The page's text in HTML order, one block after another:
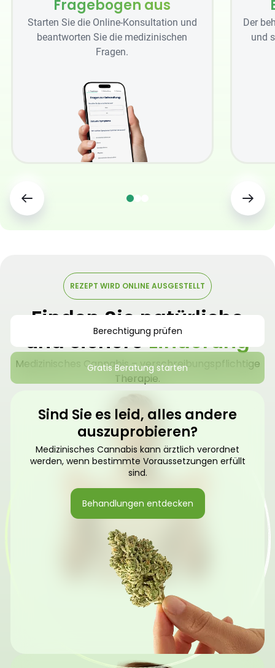
Fragebogen aus
Starten Sie die Online-Konsultation und
beantworten Sie die medizinischen
Fragen.
Der
und
REZEPT WIRD ONLINE AUSGESTELLT
Finden Sie natürliche
und sichereLinderung
Medizinisches Cannabis – verschreibungspflichtige
Therapie.
Berechtigung prüfen
Gratis Beratung starten
Sind Sie es leid, alles andere
auszuprobieren?
Medizinisches Cannabis kann ärztlich verordnet
werden, wenn bestimmte Voraussetzungen erfüllt
sind.
Behandlungen entdecken